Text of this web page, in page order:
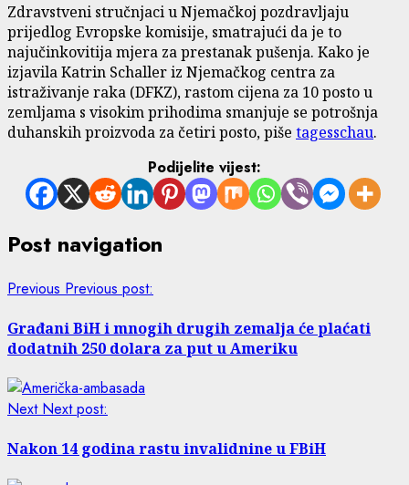
Zdravstveni stručnjaci u Njemačkoj pozdravljaju
prijedlog Evropske komisije, smatrajući da je to
najučinkovitija mjera za prestanak pušenja. Kako je
izjavila Katrin Schaller iz Njemačkog centra za
istraživanje raka (DFKZ), rastom cijena za 10 posto u
zemljama s visokim prihodima smanjuje se potrošnja
duhanskih proizvoda za četiri posto, piše tagesschau.
Podijelite vijest:
Post navigation
Previous Previous post:
Građani BiH i mnogih drugih zemalja će plaćati
dodatnih 250 dolara za put u Ameriku
Next Next post:
Nakon 14 godina rastu invalidnine u FBiH